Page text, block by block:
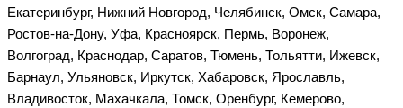
Екатеринбург, Нижний Новгород, Челябинск, Омск, Самара,
Ростов-на-Дону, Уфа, Красноярск, Пермь, Воронеж,
Волгоград, Краснодар, Саратов, Тюмень, Тольятти, Ижевск,
Барнаул, Ульяновск, Иркутск, Хабаровск, Ярославль,
Владивосток, Махачкала, Томск, Оренбург, Кемерово,